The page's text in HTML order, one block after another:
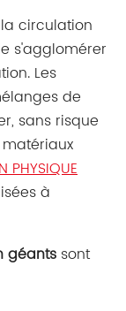
circulation
s'agglomérer
Les
de
sans risque
PHYSIQUE
à
géants sont